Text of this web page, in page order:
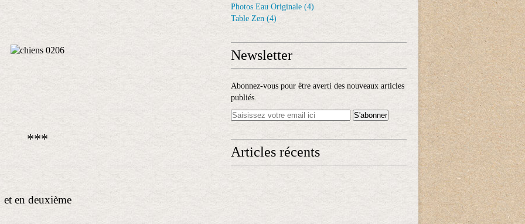
***
et en deuxième
Photos Eau Originale (4)
Table Zen (4)
Newsletter
Abonnez-vous pour être averti des nouveaux articles
publiés.
Articles récents